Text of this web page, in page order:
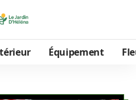
Équipement